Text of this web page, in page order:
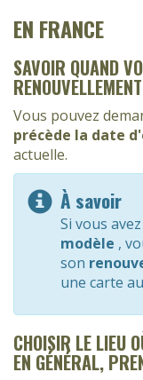
EN FRANCE
SAVOIR QUAND
RENOUVELLEMENT
Vous pouvez
précède la date
actuelle.
À savoir
Si vous
modèle ,
son
une carte
CHOISIR LE LIEU
EN GÉNÉRAL,